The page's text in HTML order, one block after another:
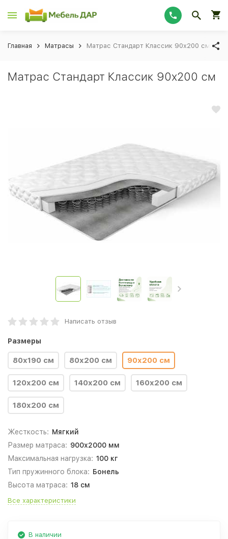
Главная Матрасы Матрас Стандарт Классик 90x200 см
Матрас Стандарт Классик 90x200 см
Написать отзыв
Размеры
80x190 см 80x200 см 90x200 см
120x200 см 140x200 см 160x200 см
180x200 см
Жесткость: Мягкий
Размер матраса: 900х2000 мм
Максимальная нагрузка: 100 кг
Тип пружинного блока: Бонель
Высота матраса: 18 см
Все характеристики
В наличии